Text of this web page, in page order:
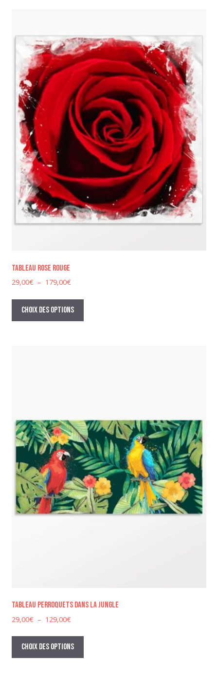
Tableau rose rouge
29,00€ – 179,00€Plage
prix :
29,00€
à
Choix des options
a
sur
la
page
du
produit
Tableau perroquets dans la jungle
29,00€ – 129,00€Plage
prix :
29,00€
à
Choix des options
Ce
a